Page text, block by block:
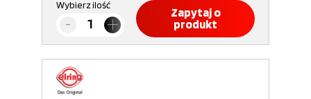
Wybierz ilość
Zapytaj o
produkt